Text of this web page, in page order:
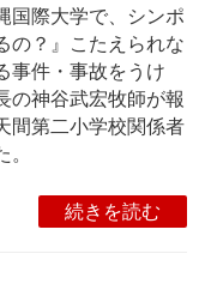
国際大学で、シンポ
の？』こたえられな
事件・事故をうけ
の神谷武宏牧師が報
間第二小学校関係者
続きを読む